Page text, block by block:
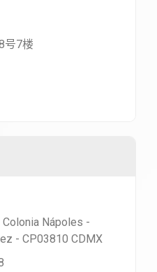
号7楼
Nápoles -
- CP03810 CDMX